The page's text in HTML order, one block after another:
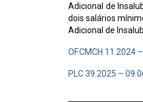
Adicional de
dois salários
Adicional de
OF.CMCH 11.2024
PLC 39.2025 –